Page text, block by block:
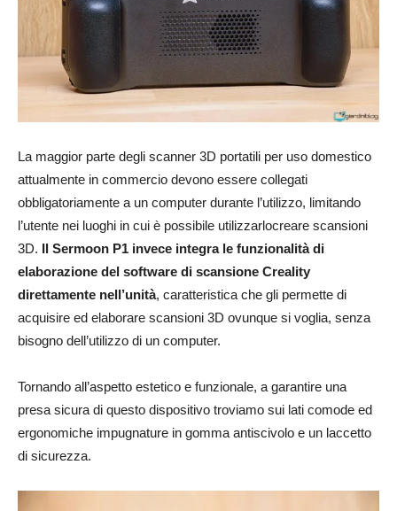
La maggior parte degli scanner 3D portatili per uso domestico
attualmente in commercio devono essere collegati
obbligatoriamente a un computer durante l’utilizzo, limitando
l’utente nei luoghi in cui è possibile utilizzarlocreare scansioni
3D. Il Sermoon P1 invece integra le funzionalità di
elaborazione del software di scansione Creality
direttamente nell’unità, caratteristica che gli permette di
acquisire ed elaborare scansioni 3D ovunque si voglia, senza
bisogno dell’utilizzo di un computer.
Tornando all’aspetto estetico e funzionale, a garantire una
presa sicura di questo dispositivo troviamo sui lati comode ed
ergonomiche impugnature in gomma antiscivolo e un laccetto
di sicurezza.